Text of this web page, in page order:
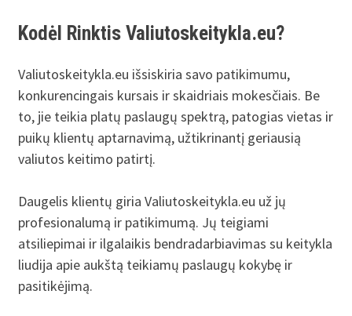
Kodėl Rinktis Valiutoskeitykla.eu?
Valiutoskeitykla.eu išsiskiria savo patikimumu,
konkurencingais kursais ir skaidriais mokesčiais. Be
to, jie teikia platų paslaugų spektrą, patogias vietas ir
puikų klientų aptarnavimą, užtikrinantį geriausią
valiutos keitimo patirtį.
Daugelis klientų giria Valiutoskeitykla.eu už jų
profesionalumą ir patikimumą. Jų teigiami
atsiliepimai ir ilgalaikis bendradarbiavimas su keitykla
liudija apie aukštą teikiamų paslaugų kokybę ir
pasitikėjimą.